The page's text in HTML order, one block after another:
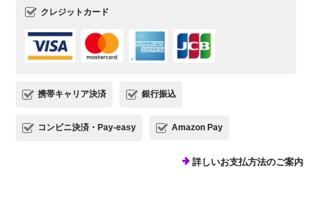
クレジットカード
携帯キャリア決済 銀行振込
コンビニ決済・Pay-easy Amazon Pay
詳しいお支払方法のご案内